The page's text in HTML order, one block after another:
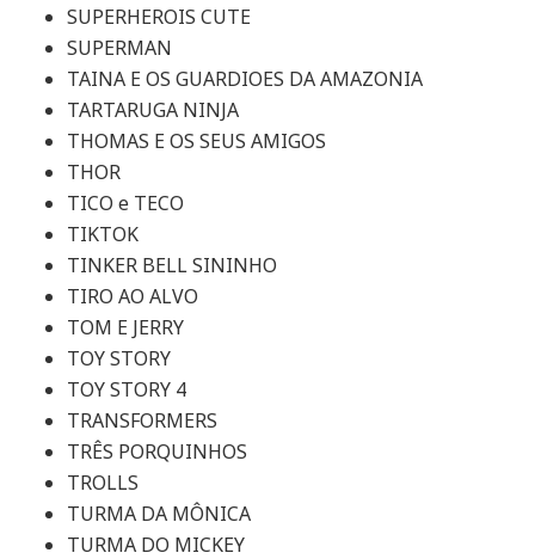
SUPERHEROIS CUTE
SUPERMAN
TAINA E OS GUARDIOES DA AMAZONIA
TARTARUGA NINJA
THOMAS E OS SEUS AMIGOS
THOR
TICO e TECO
TIKTOK
TINKER BELL SININHO
TIRO AO ALVO
TOM E JERRY
TOY STORY
TOY STORY 4
TRANSFORMERS
TRÊS PORQUINHOS
TROLLS
TURMA DA MÔNICA
TURMA DO MICKEY